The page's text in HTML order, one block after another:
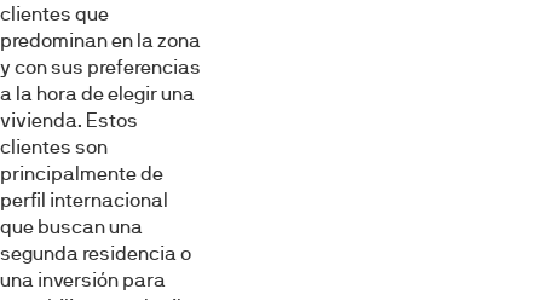
clientes que
predominan en la zona
y con sus preferencias
a la hora de elegir una
vivienda. Estos
clientes son
principalmente de
perfil internacional
que buscan una
segunda residencia o
una inversión para